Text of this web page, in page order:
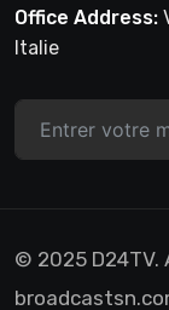
Office Address:
Italie
© 2025 D24TV.